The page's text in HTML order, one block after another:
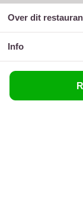
Over dit
Info